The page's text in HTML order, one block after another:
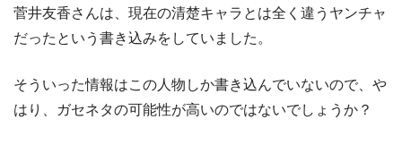
菅井友香さんは、現在の清楚キャラとは全く違うヤンチャ
だったという書き込みをしていました。
そういった情報はこの人物しか書き込んでいないので、や
はり、ガセネタの可能性が高いのではないでしょうか？